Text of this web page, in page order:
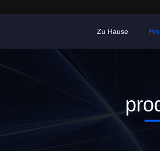
Zu Hause